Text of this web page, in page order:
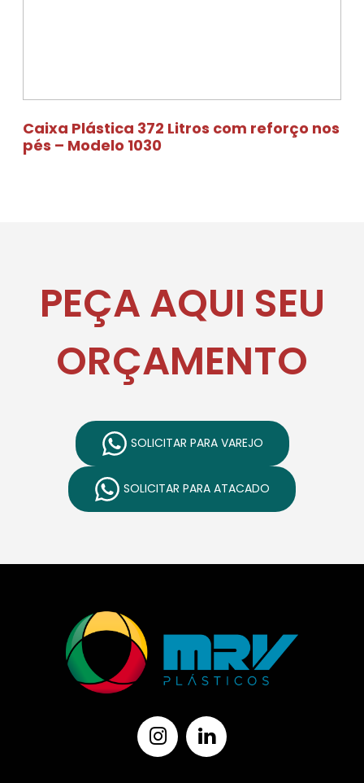
Caixa Plástica 372 Litros com reforço nos
pés – Modelo 1030
PEÇA AQUI SEU
ORÇAMENTO
SOLICITAR PARA VAREJO
SOLICITAR PARA ATACADO